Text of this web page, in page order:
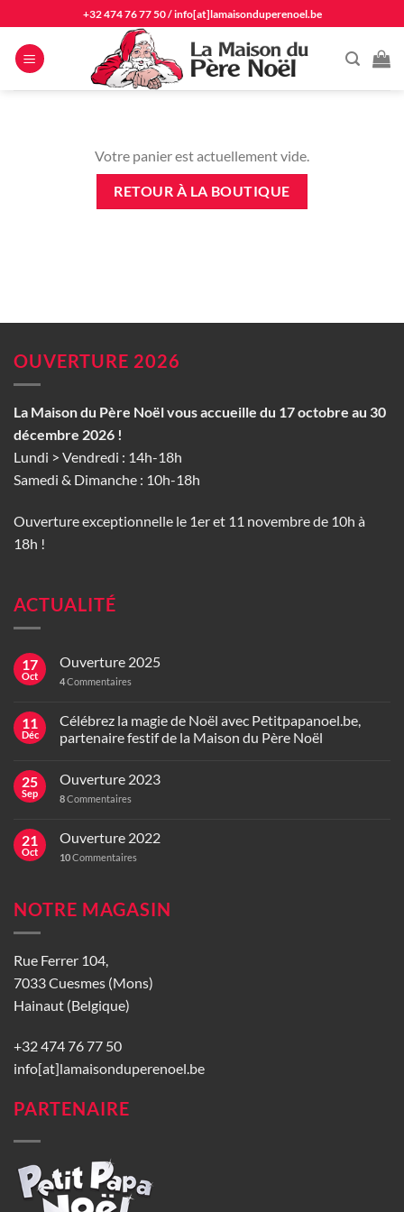
au
contenu
+32 474 76 77 50/info[at]lamaisonduperenoel.be
Votre panier est actuellement vide.
RETOUR À LA BOUTIQUE
OUVERTURE 2026
La Maison du Père Noël vous accueille du 17 octobre au 30
décembre 2026 !
Lundi > Vendredi : 14h-18h
Samedi & Dimanche : 10h-18h
Ouverture exceptionnelle le 1er et 11 novembre de 10h à
18h !
ACTUALITÉ
17
Oct
Ouverture 2025
4Commentaires
11
Déc
Célébrez la magie de Noël avec Petitpapanoel.be,
partenaire festif de la Maison du Père Noël
25
Sep
Ouverture 2023
8Commentaires
21
Oct
Ouverture 2022
10Commentaires
NOTRE MAGASIN
Rue Ferrer 104,
7033 Cuesmes (Mons)
Hainaut (Belgique)
+32 474 76 77 50
info[at]lamaisonduperenoel.be
PARTENAIRE